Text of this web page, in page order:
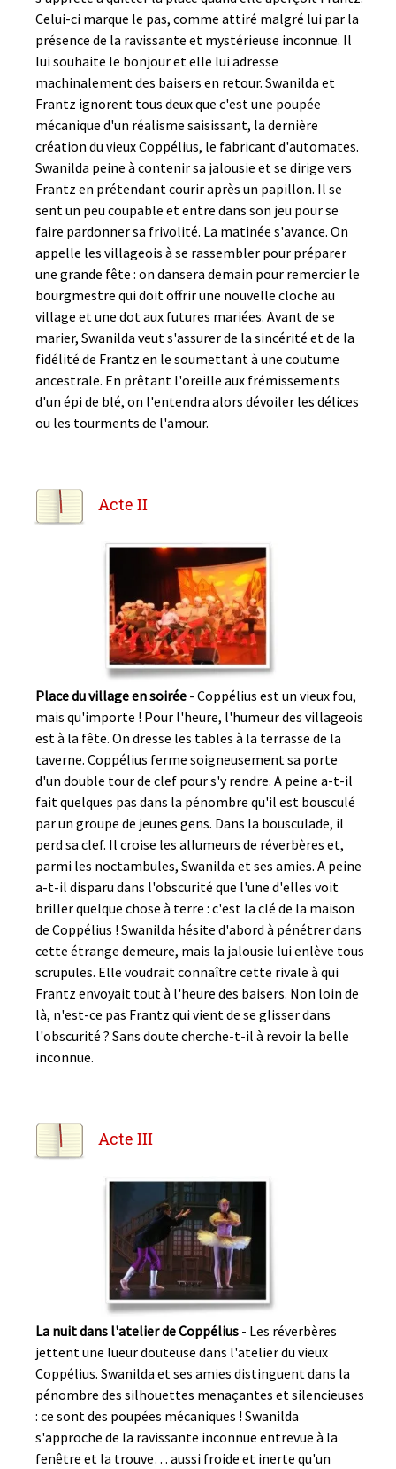
Celui-ci marque le pas, comme attiré malgré lui par la
présence de la ravissante et mystérieuse inconnue. Il
lui souhaite le bonjour et elle lui adresse
machinalement des baisers en retour. Swanilda et
Frantz ignorent tous deux que c'est une poupée
mécanique d'un réalisme saisissant, la dernière
création du vieux Coppélius, le fabricant d'automates.
Swanilda peine à contenir sa jalousie et se dirige vers
Frantz en prétendant courir après un papillon. Il se
sent un peu coupable et entre dans son jeu pour se
faire pardonner sa frivolité. La matinée s'avance. On
appelle les villageois à se rassembler pour préparer
une grande fête : on dansera demain pour remercier le
bourgmestre qui doit offrir une nouvelle cloche au
village et une dot aux futures mariées. Avant de se
marier, Swanilda veut s'assurer de la sincérité et de la
fidélité de Frantz en le soumettant à une coutume
ancestrale. En prêtant l'oreille aux frémissements
d'un épi de blé, on l'entendra alors dévoiler les délices
ou les tourments de l'amour.
Acte II
Place du village en soirée - Coppélius est un vieux fou,
mais qu'importe ! Pour l'heure, l'humeur des villageois
est à la fête. On dresse les tables à la terrasse de la
taverne. Coppélius ferme soigneusement sa porte
d'un double tour de clef pour s'y rendre. A peine a-t-il
fait quelques pas dans la pénombre qu'il est bousculé
par un groupe de jeunes gens. Dans la bousculade, il
perd sa clef. Il croise les allumeurs de réverbères et,
parmi les noctambules, Swanilda et ses amies. A peine
a-t-il disparu dans l'obscurité que l'une d'elles voit
briller quelque chose à terre : c'est la clé de la maison
de Coppélius ! Swanilda hésite d'abord à pénétrer dans
cette étrange demeure, mais la jalousie lui enlève tous
scrupules. Elle voudrait connaître cette rivale à qui
Frantz envoyait tout à l'heure des baisers. Non loin de
là, n'est-ce pas Frantz qui vient de se glisser dans
l'obscurité ? Sans doute cherche-t-il à revoir la belle
inconnue.
Acte III
La nuit dans l'atelier de Coppélius - Les réverbères
jettent une lueur douteuse dans l'atelier du vieux
Coppélius. Swanilda et ses amies distinguent dans la
pénombre des silhouettes menaçantes et silencieuses
: ce sont des poupées mécaniques ! Swanilda
s'approche de la ravissante inconnue entrevue à la
fenêtre et la trouve… aussi froide et inerte qu'un